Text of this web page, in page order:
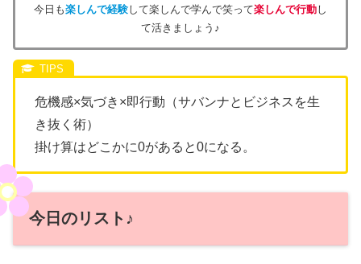
今日も楽しんで経験して楽しんで学んで笑って楽しんで行動し
て活きましょう♪
危機感×気づき×即行動（サバンナとビジネスを生
き抜く術）
掛け算はどこかに0があると0になる。
今日のリスト♪